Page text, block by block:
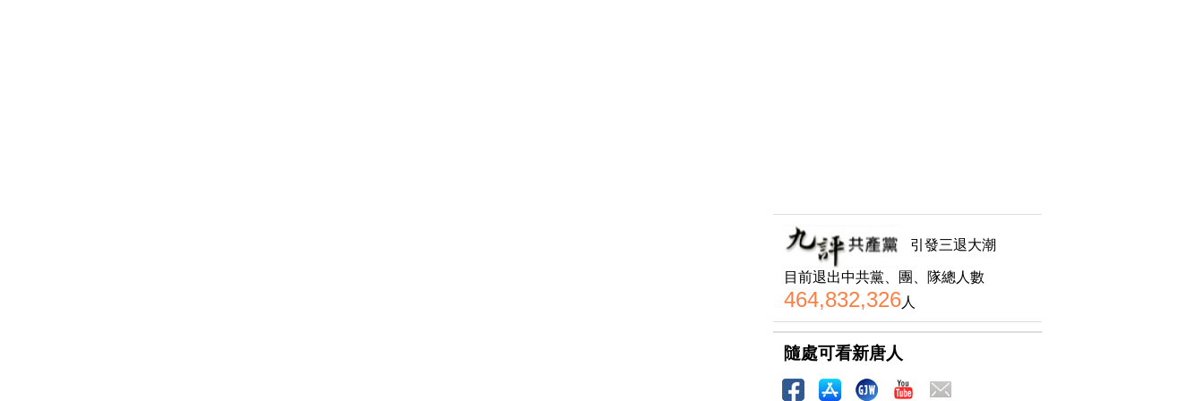
引發三退大潮
目前退出中共黨、團、隊總人數
464,832,326人
隨處可看新唐人